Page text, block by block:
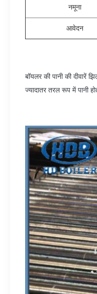
नमूना
आवेदन
बॉयलर की पानी की दीवारें
ज्यादातर तरल रूप में पानी